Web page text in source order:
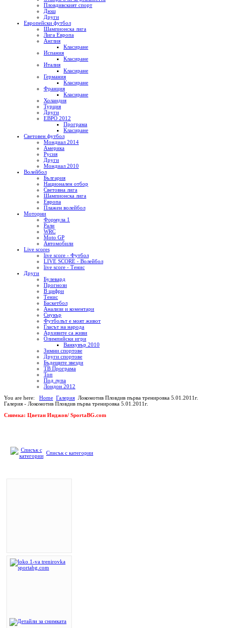
Пловдивският спорт
Дюш
Други
Европейски футбол
Шампионска лига
Лига Европа
Англия
Класиране
Испания
Класиране
Италия
Класиране
Германия
Класиране
Франция
Класиране
Холандия
Турция
Други
ЕВРО 2012
Програма
Класиране
Световен футбол
Мондиал 2014
Америка
Русия
Други
Мондиал 2010
Волейбол
България
Национален отбор
Световна лига
Шампионска лига
Европа
Плажен волейбол
Моторни
Формула 1
Рали
WRC
Moto GP
Автомобили
Live scores
live score - Футбол
LIVE SCORE - Волейбол
live score - Тенис
Други
Булевард
Прогнози
В цифри
Тенис
Баскетбол
Анализи и коментари
Снукър
Футболът е моят живот
Гласът на народа
Архивите са живи
Олимпийски игри
Ванкувър 2010
Зимни спортове
Други спортове
Бъдещите звезди
ТВ Програма
Топ
Под лупа
Лондон 2012
You are here: Home Галерия Локомотив Пловдив първа тренировка 5.01.2011г.
Галерия - Локомотив Пловдив първа тренировка 5.01.2011г.
Снимка: Цветан Инджов/ SportaBG.com
Списък с категории